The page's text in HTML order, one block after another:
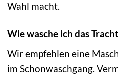
Wahl macht.
Wie wasche ich das
Wir empfehlen eine
im Schonwaschgang.